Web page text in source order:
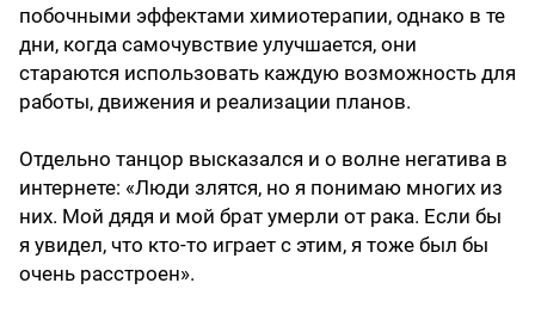
побочными эффектами химиотерапии, однако в те
дни, когда самочувствие улучшается, они
стараются использовать каждую возможность для
работы, движения и реализации планов.
Отдельно танцор высказался и о волне негатива в
интернете: «Люди злятся, но я понимаю многих из
них. Мой дядя и мой брат умерли от рака. Если бы
я увидел, что кто-то играет с этим, я тоже был бы
очень расстроен».